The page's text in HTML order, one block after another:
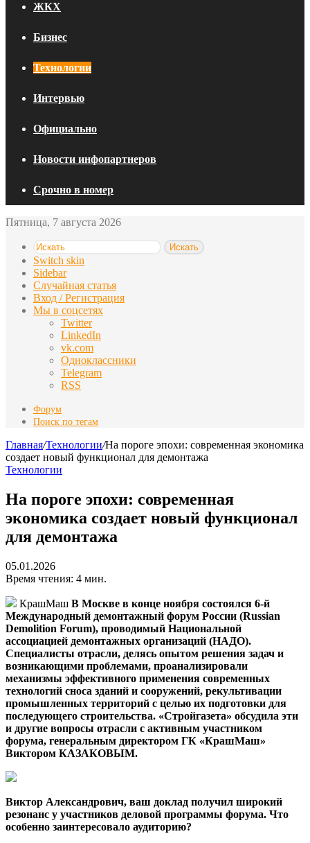
ЖКХ
Бизнес
Технологии
Интервью
Официально
Новости инфопартнеров
Срочно в номер
Пятница, 7 августа 2026
Искать
Switch skin
Sidebar
Случайная статья
Вход / Регистрация
Мы в соцсетях
Twitter
LinkedIn
vk.com
Одноклассники
Telegram
RSS
Форум
Поиск по тегам
Главная/Технологии/На пороге эпохи: современная экономика
создает новый функционал для демонтажа
Технологии
На пороге эпохи: современная
экономика создает новый функционал
для демонтажа
05.01.2026
Время чтения: 4 мин.
КрашМаш В Москве в конце ноября состоялся 6-й
Международный демонтажный форум России (Russian
Demolition Forum), проводимый Национальной
ассоциацией демонтажных организаций (НАДО).
Специалисты отрасли, делясь опытом решения задач и
возникающими проблемами, проанализировали
механизмы эффективного применения современных
технологий сноса зданий и сооружений, рекультивации
промышленных территорий с целью их подготовки для
последующего строительства. «Стройгазета» обсудила эти
и другие вопросы отрасли с активным участником
форума, генеральным директором ГК «КрашМаш»
Виктором КАЗАКОВЫМ.
Виктор Александрович, ваш доклад получил широкий
резонанс у участников деловой программы форума. Что
особенно заинтересовало аудиторию?